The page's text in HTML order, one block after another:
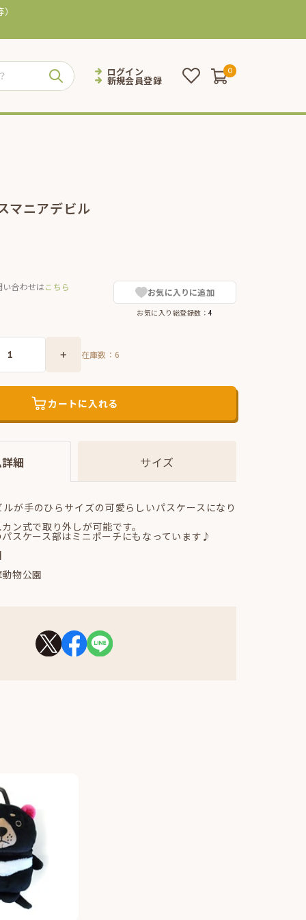
ログイン
新規会員登録
0
マニアデビル
い合わせはこちら お気に入りに追加
お気に入り総登録数：4
在庫数： 6
カートに入れる
細 サイズ
が手のひらサイズの可愛らしいパスケースになり
ン式で取り外しが可能です。
スケース部はミニポーチにもなっています♪
物公園